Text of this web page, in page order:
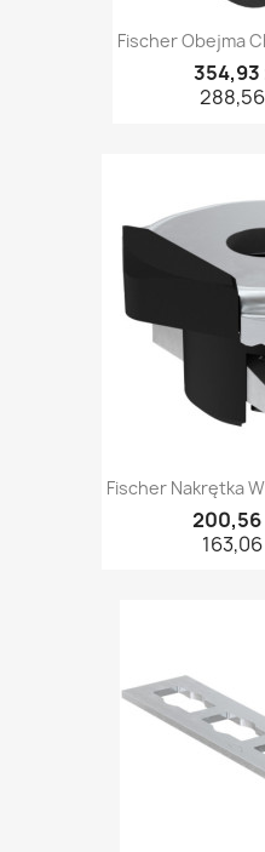
Fischer Obejma
354,93
Fischer Nakrętka
200,56